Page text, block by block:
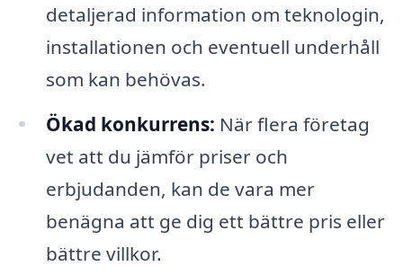
detaljerad information om teknologin,
installationen och eventuell underhåll
som kan behövas.
Ökad konkurrens: När flera företag
vet att du jämför priser och
erbjudanden, kan de vara mer
benägna att ge dig ett bättre pris eller
bättre villkor.